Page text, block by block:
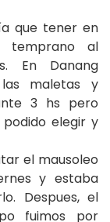
que tener en
temprano al
En Danang
maletas y
3 hs pero
elegir y
el mausoleo
y estaba
Despues, el
fuimos por